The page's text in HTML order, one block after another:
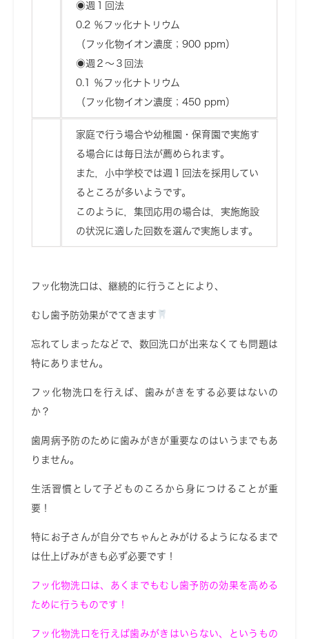
◉週１回法
0.2 ％フッ化ナトリウム
（フッ化物イオン濃度；900 ppm）
◉週２～３回法
0.1 ％フッ化ナトリウム
（フッ化物イオン濃度；450 ppm）
家庭で行う場合や幼稚園・保育園で実施す
る場合には毎日法が薦められます。
また，小中学校では週１回法を採用してい
るところが多いようです。
このように，集団応用の場合は，実施施設
の状況に適した回数を選んで実施します。
フッ化物洗口は、継続的に行うことにより、
むし歯予防効果がでてきます
忘れてしまったなどで、数回洗口が出来なくても問題は
特にありません。
フッ化物洗口を行えば、歯みがきをする必要はないの
か？
歯周病予防のために歯みがきが重要なのはいうまでもあ
りません。
生活習慣として子どものころから身につけることが重
要！
特にお子さんが自分でちゃんとみがけるようになるまで
は仕上げみがきも必ず必要です！
フッ化物洗口は、あくまでもむし歯予防の効果を高める
ために行うものです！
フッ化物洗口を行えば歯みがきはいらない、というもの